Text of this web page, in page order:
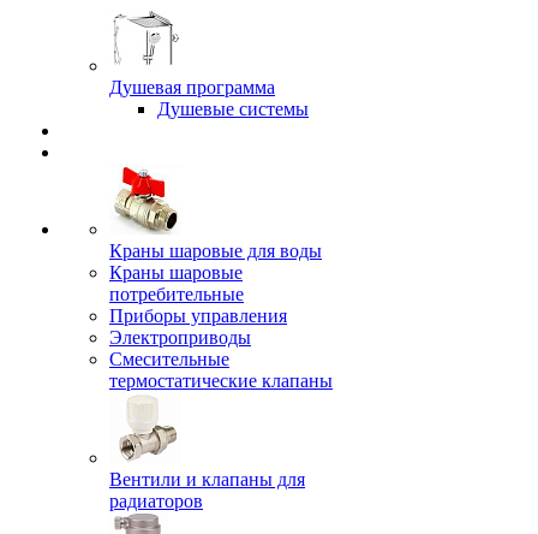
Душевая программа
Душевые системы
Краны шаровые для воды
Краны шаровые
потребительные
Приборы управления
Электроприводы
Смесительные
термостатические клапаны
Вентили и клапаны для
радиаторов